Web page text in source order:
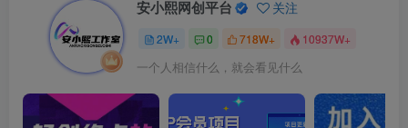
安小熙网创平台 关注
2W+ 0 718W+ 10937W+
一个人相信什么，就会看见什么